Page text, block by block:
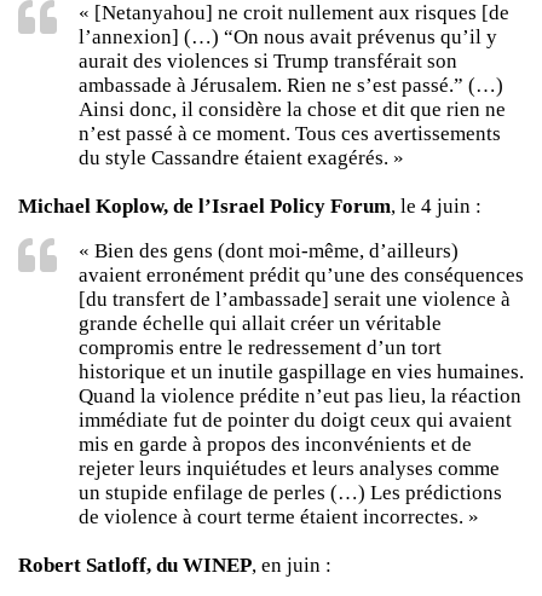
« [Netanyahou] ne croit nullement aux risques [de
l’annexion] (…) “On nous avait prévenus qu’il y
aurait des violences si Trump transférait son
ambassade à Jérusalem. Rien ne s’est passé.” (…)
Ainsi donc, il considère la chose et dit que rien ne
n’est passé à ce moment. Tous ces avertissements
du style Cassandre étaient exagérés. »
Michael Koplow, de l’Israel Policy Forum, le 4 juin :
« Bien des gens (dont moi-même, d’ailleurs)
avaient erronément prédit qu’une des conséquences
[du transfert de l’ambassade] serait une violence à
grande échelle qui allait créer un véritable
compromis entre le redressement d’un tort
historique et un inutile gaspillage en vies humaines.
Quand la violence prédite n’eut pas lieu, la réaction
immédiate fut de pointer du doigt ceux qui avaient
mis en garde à propos des inconvénients et de
rejeter leurs inquiétudes et leurs analyses comme
un stupide enfilage de perles (…) Les prédictions
de violence à court terme étaient incorrectes. »
Robert Satloff, du WINEP, en juin :